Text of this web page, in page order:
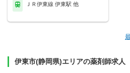
ＪＲ伊東線 伊東駅 他
伊東市(静岡県)エリアの薬剤師求人